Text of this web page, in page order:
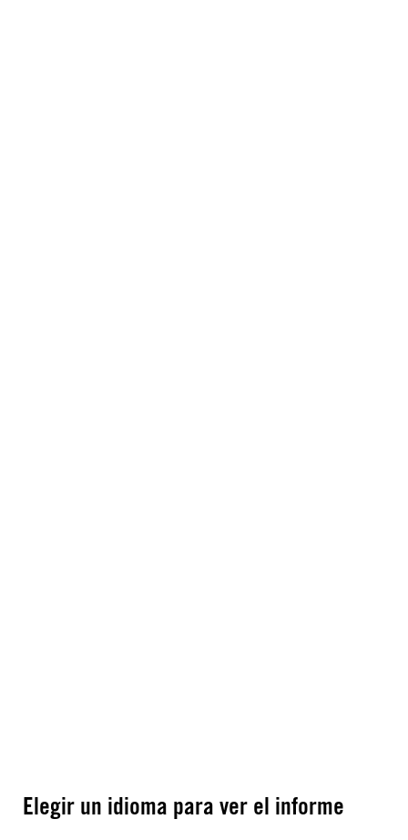
Elegir un idioma para ver el informe